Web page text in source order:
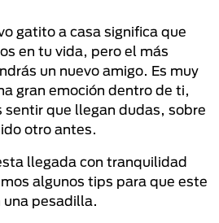
gatito a casa significa que
en tu vida, pero el más
un nuevo amigo. Es muy
gran emoción dentro de ti,
que llegan dudas, sobre
otro antes.
llegada con tranquilidad
algunos tips para que este
una pesadilla.